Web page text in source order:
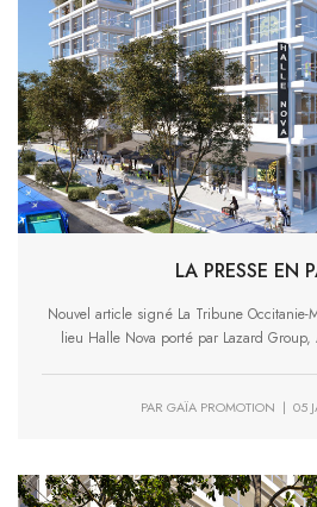
LA PRESSE EN
Nouvel article signé La Tribune
lieu Halle Nova porté par Lazard Group,
PAR GAÏA PROMOTION | 05